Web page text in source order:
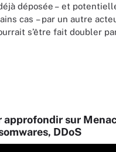
déposée – et
cas – par un autre
s’être fait doubler
approfondir sur
DDoS